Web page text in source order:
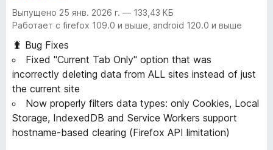
Выпущено 25 янв. 2026 г. — 133,43 КБ
Работает с firefox 109.0 и выше, android 120.0 и выше
🐛 Bug Fixes
Fixed "Current Tab Only" option that was
incorrectly deleting data from ALL sites instead of just
the current site
Now properly filters data types: only Cookies, Local
Storage, IndexedDB and Service Workers support
hostname-based clearing (Firefox API limitation)